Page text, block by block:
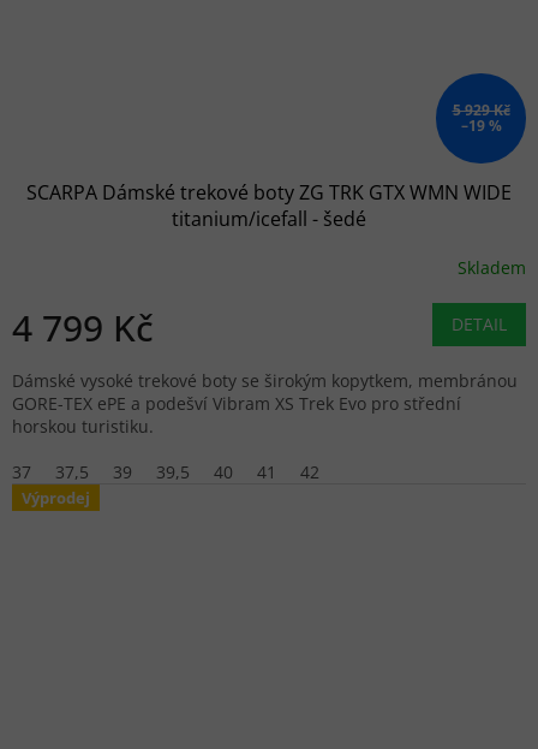
5 929 Kč
–19 %
SCARPA Dámské trekové boty ZG TRK GTX WMN WIDE
titanium/icefall - šedé
Skladem
4 799 Kč DETAIL
Dámské vysoké trekové boty se širokým kopytkem, membránou
GORE-TEX ePE a podešví Vibram XS Trek Evo pro střední
horskou turistiku.
37
37,5 39 39,5 40 41 42
Výprodej